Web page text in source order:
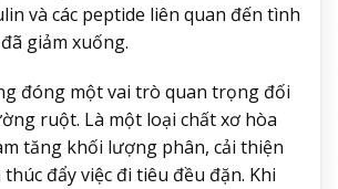
và các peptide liên quan đến tình
giảm xuống.
đóng một vai trò quan trọng đối
ruột. Là một loại chất xơ hòa
tăng khối lượng phân, cải thiện
đẩy việc đi tiêu đều đặn. Khi